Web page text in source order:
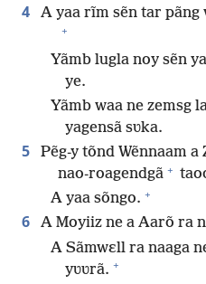
4 A yaa rĩm sẽn tar pãng
+
Yãmb lugla noy sẽn
ye.
Yãmb waa ne zemsg
yagensã sʋka.
5 Pẽg-y tõnd Wẽnnaam a
nao-roagendgã +
A yaa sõngo. +
6 A Moyiiz ne a Aarõ ra
A Sãmwɛll ra naaga
yʋʋrã. +